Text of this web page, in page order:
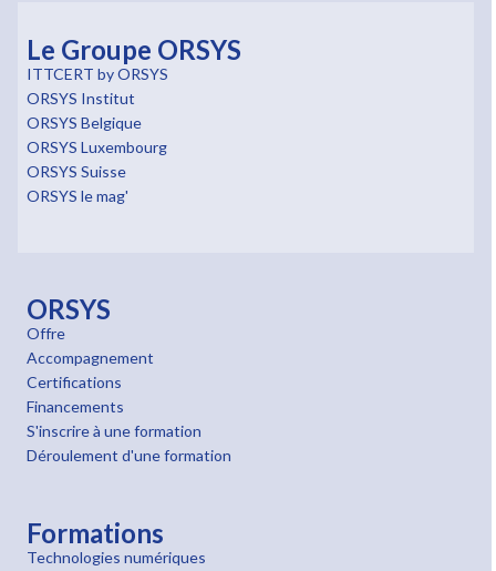
Le Groupe ORSYS
ITTCERT by ORSYS
ORSYS Institut
ORSYS Belgique
ORSYS Luxembourg
ORSYS Suisse
ORSYS le mag'
ORSYS
Offre
Accompagnement
Certifications
Financements
S'inscrire à une formation
Déroulement d'une formation
Formations
Technologies numériques